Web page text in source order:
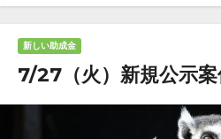
新しい助成金
7/27（火）新規公示案